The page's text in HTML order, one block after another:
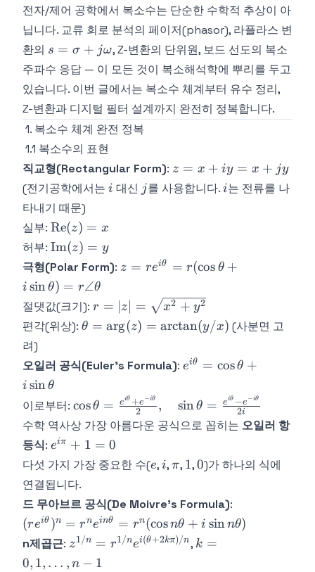
전자/제어 공학에서 복소수는 단순한 수학적 추상이 아
닙니다. 교류 회로 분석의 페이저(phasor), 라플라스 변
환의 s =
\sigma
+
j\omega
s = σ + jω, Z-변환의 단위원, 보드 선도의 복소
주파수 응답 — 이 모든 것이 복소해석학에 뿌리를 두고
있습니다. 이번 글에서는 복소수 체계부터 유수 정리,
Z-변환과 디지털 필터 설계까지 완전히 정복합니다.
1. 복소수 체계 완전 정복
1.1 복소수의 표현
직교형(Rectangular Form): z
=
x
x
jy
z = x + iy = x + jy
(전기공학에서는 i
i 대신 jj를 사용합니다.i
i는 전류를 나
타내기 때문)
실부: \text{Re}
(z) = x
Re(z) = x
허부: \text{Im}
(z) = y
Im(z) = y
극형(Polar Form): z = r
=
r(\cos\theta
+
=
z = reiθ = r(cos θ +
i sinθ) = r∠θ
절댓값(크기): r = |z| =
\sqrt{x^2
+ y^2}
r = z = x2 + y2
편각(위상): \theta =
θ = arg(z) = arctan(y/x) (사분면 고
려)
오일러 공식(Euler's Formula): e^{i\theta}
\cos\theta
+
i\sin\theta
eiθ = cosθ +
i sinθ
이로부터: \cos\theta =
\frac{e^{i\theta}
+ e^{-i\theta}}
{2}, \quad
\sin\theta =
\frac{e^{i\theta}
- e^{-i\theta}}
{2i}
cosθ = 2
eiθ +e−iθ , sinθ = 2i
eiθ −e−iθ
수학 역사상 가장 아름다운 공식으로 꼽히는 오일러 항
등식: e^{i\pi}
+ 1 = 0
eiπ + 1 = 0
다섯 가지 가장 중요한 수(e
e,i
i,\pi
π, 1
1,0
0)가 하나의 식에
연결됩니다.
드 무아브르 공식(De Moivre's Formula):
= r^n
(reiθ )n = rneinθ = rn(cosnθ + i sinnθ)
n제곱근: z^{1/n} =
r^{1/n}
z1/n = r1/nei(θ+2kπ)/n, k = 0,
k =
0, 1, … , n − 1